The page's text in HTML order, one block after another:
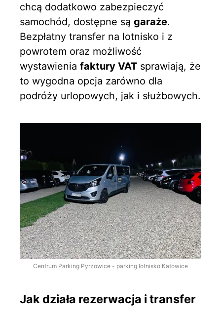
chcą dodatkowo zabezpieczyć
samochód, dostępne są garaże.
Bezpłatny transfer na lotnisko i z
powrotem oraz możliwość
wystawienia faktury VAT sprawiają, że
to wygodna opcja zarówno dla
podróży urlopowych, jak i służbowych.
Centrum Parking Pyrzowice - parking lotnisko Katowice
Jak działa rezerwacja i transfer